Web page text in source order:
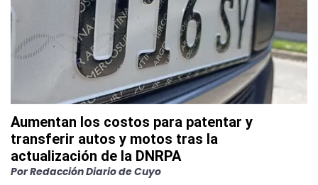
Aumentan los costos para patentar y
transferir autos y motos tras la
actualización de la DNRPA
PorRedacción Diario de Cuyo